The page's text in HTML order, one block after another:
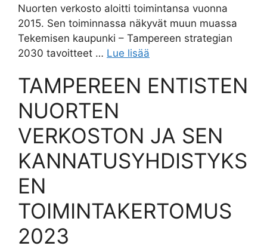
Nuorten verkosto aloitti toimintansa vuonna
2015. Sen toiminnassa näkyvät muun muassa
Tekemisen kaupunki – Tampereen strategian
2030 tavoitteet … Lue lisää
TAMPEREEN ENTISTEN
NUORTEN
VERKOSTON JA SEN
KANNATUSYHDISTYKS
EN
TOIMINTAKERTOMUS
2023